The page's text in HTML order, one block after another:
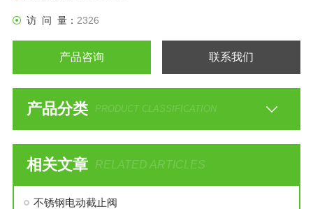
访 问 量： 2326
产品咨询 联系我们
产品分类 PRODUCT CLASSIFICATION
相关文章 RELATED ARTICLES
不锈钢电动截止阀